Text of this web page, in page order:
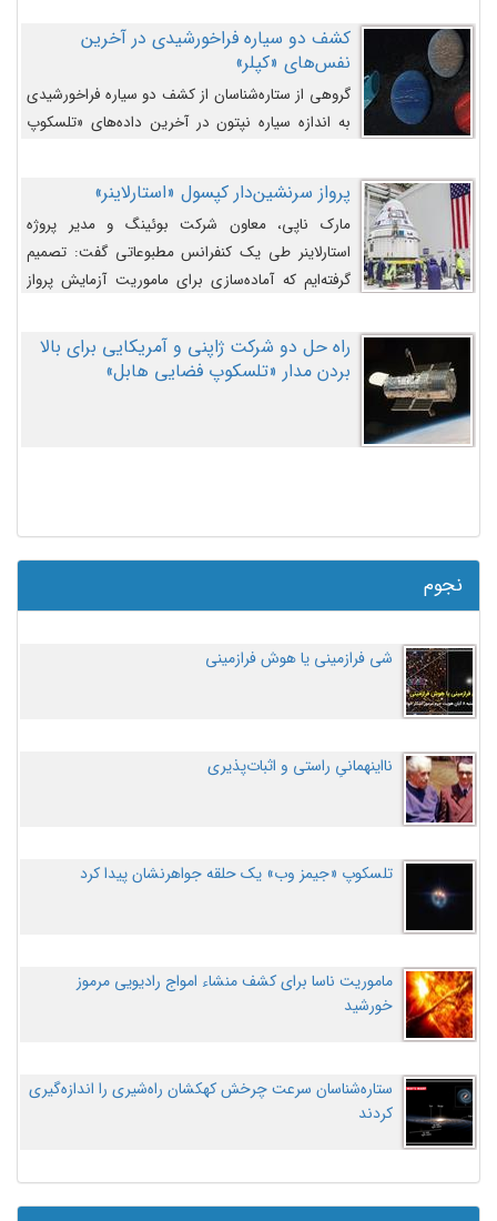
کشف دو سیاره فراخورشیدی در آخرین
نفس‌های «کپلر»
گروهی از ستاره‌شناسان از کشف دو سیاره فراخورشیدی
به اندازه سیاره نپتون در آخرین داده‌های «تلسکوپ
پرواز سرنشین‌دار کپسول «استارلاینر»
مارک ناپی، معاون شرکت بوئینگ و مدیر پروژه
استارلاینر طی یک کنفرانس مطبوعاتی گفت: تصمیم
گرفته‌ایم که آماده‌سازی برای ماموریت آزمایش پرواز
اصلاح کنیم.
راه حل دو شرکت ژاپنی و آمریکایی برای بالا
بردن مدار «تلسکوپ فضایی هابل»
نجوم
شی فرازمینی یا هوش فرازمینی
نااینهمانیِ راستی و اثبات‌پذیری
تلسکوپ «جیمز وب» یک حلقه جواهرنشان پیدا کرد
ماموریت ناسا برای کشف منشاء امواج رادیویی مرموز
خورشید
ستاره‌شناسان سرعت چرخش کهکشان راه‌شیری را اندازه‌گیری
کردند